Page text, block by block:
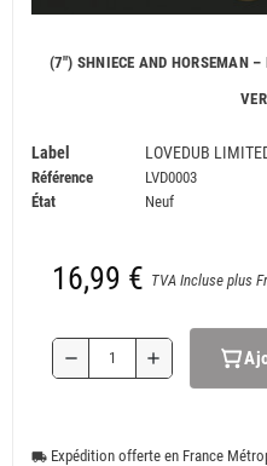
(7") SHNIECE AND HORSEMAN –
Label LOVEDUB
Référence
LVD0003
État
Neuf
16,99 € TVA Incluse plus
remove add
local_shipping Expédition offerte en France